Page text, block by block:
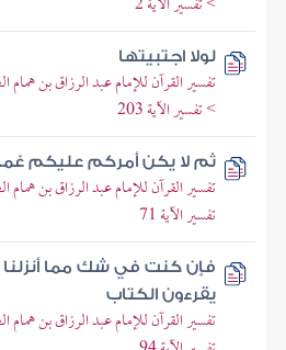
لولا اجتبيتها
تفسير القرآن للإمام عبد الرزاق بن
> تفسير الآية 203
ثم لا يكن أمركم عليكم
تفسير القرآن للإمام عبد الرزاق بن
تفسير الآية 71
فإن كنت في شك مما أنزلنا
يقرءون الكتاب
تفسير القرآن للإمام عبد الرزاق بن